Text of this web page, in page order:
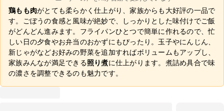
鶏もも肉がとても柔らかく仕上がり、家族からも大好評の一品で
す。ごぼうの食感と風味が絶妙で、しっかりとした味付けでご飯
がどんどん進みます。フライパンひとつで簡単に作れるので、忙
しい日の夕食やお弁当のおかずにもぴったり。玉子やにんじん、
新じゃがなどお好みの野菜を追加すればボリュームもアップし、
家族みんなが満足できる照り煮に仕上がります。煮詰め具合で味
の濃さを調整できるのも魅力です。